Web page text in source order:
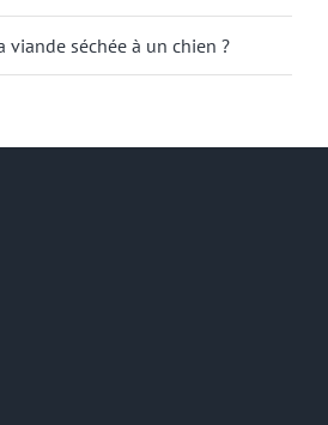
viande séchée à un chien ?